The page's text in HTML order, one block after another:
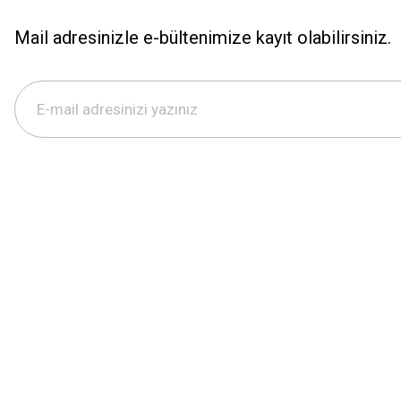
Mail adresinizle e-bültenimize kayıt olabilirsiniz.